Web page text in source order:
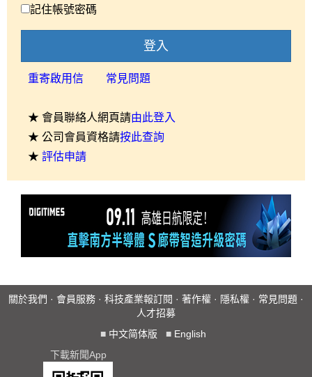
記住帳號密碼
登入
重寄啟用信 常見問題
★ 會員聯絡人網頁請由此登入
★ 公司會員資格請按此查詢
★ 評估申請
關於我們 · 會員服務 · 科技產業報訂閱 · 著作權 · 隱私權 · 常見問題 ·
人才招募
■ 中文简体版 ■ English
下載新聞App